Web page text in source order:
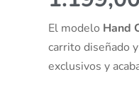
El modelo Hand
carrito diseñado
exclusivos y